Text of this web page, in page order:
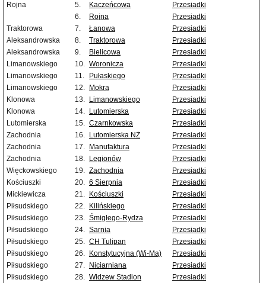
Rojna
5. Kaczeńcowa
Przesiadki
6.
Rojna
Przesiadki
Traktorowa
7. Łanowa
Przesiadki
Aleksandrowska
8. Traktorowa
Przesiadki
Aleksandrowska
9. Bielicowa
Przesiadki
Limanowskiego
10. Woronicza
Przesiadki
Limanowskiego
11. Pułaskiego
Przesiadki
Limanowskiego
12. Mokra
Przesiadki
Klonowa
13. Limanowskiego
Przesiadki
Klonowa
14. Lutomierska
Przesiadki
Lutomierska
15. Czarnkowska
Przesiadki
Zachodnia
16. Lutomierska NŻ
Przesiadki
Zachodnia
17. Manufaktura
Przesiadki
Zachodnia
18. Legionów
Przesiadki
Więckowskiego
19. Zachodnia
Przesiadki
Kościuszki
20. 6 Sierpnia
Przesiadki
Mickiewicza
21. Kościuszki
Przesiadki
Piłsudskiego
22. Kilińskiego
Przesiadki
Piłsudskiego
23. Śmigłego-Rydza
Przesiadki
Piłsudskiego
24. Sarnia
Przesiadki
Piłsudskiego
25. CH Tulipan
Przesiadki
Piłsudskiego
26. Konstytucyjna (Wi-Ma)
Przesiadki
Piłsudskiego
27. Niciarniana
Przesiadki
Piłsudskiego
28. Widzew Stadion Przesiadki